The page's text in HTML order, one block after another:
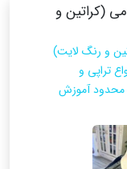
(کراتین و
و رنگ لایت)
تراپي و
محدود آموزش